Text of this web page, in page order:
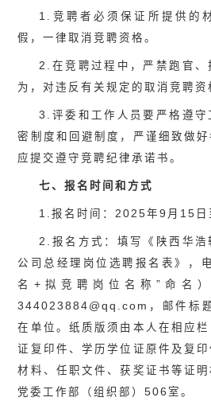
1.竞聘者必须保证所提供的
假，一律取消竞聘资格。
2.在竞聘过程中，严禁跑官、
为，对违反有关规定的取消竞聘资
3.评委和工作人员要严格遵守
密制度和回避制度，严谨细致做
应提交遵守竞聘纪律承诺书。
七、报名时间和方式
1.报名时间：2025年9月15日
2.报名方式：填写《陕西华浩
公司总经理岗位选聘报名表》，
名+拟竞聘岗位名称”命名
344023884@qq.com，邮件标
在单位。纸质版须由本人在相应
证复印件、学历学位证原件及复
材料、任职文件、获奖证书等证
党委工作部（组织部）506室。